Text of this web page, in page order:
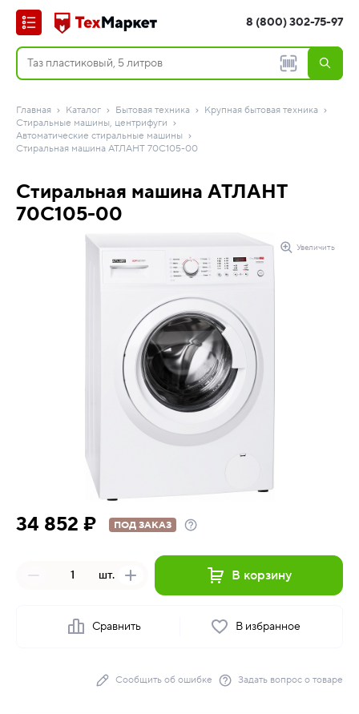
8 (800) 302-75-97
Главная Каталог Бытовая техника
Крупная бытовая техника
Стиральные машины, центрифуги
Автоматические стиральные машины
Стиральная машина АТЛАНТ 70С105-00
Стиральная машина АТЛАНТ
70С105-00
Увеличить
34 852 ₽ ПОД ЗАКАЗ
шт. В корзину
Сравнить В избранное
Сообщить об ошибке Задать вопрос о товаре